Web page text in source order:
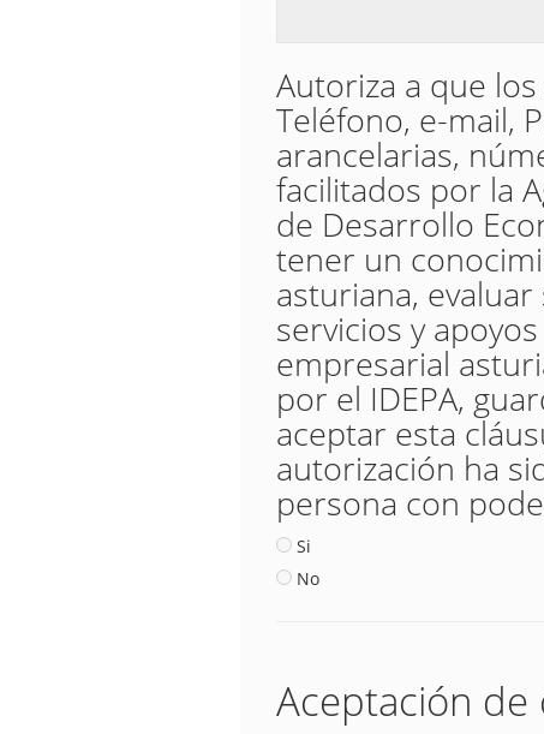
Autoriza a que los
Teléfono, e-mail,
arancelarias,
facilitados por la
de Desarrollo
tener un
asturiana,
servicios y
empresarial
por el IDEPA,
aceptar esta
autorización ha
persona con
Si
No
Aceptación de